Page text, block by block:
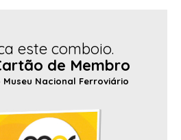
este comboio.
de Membro
Nacional Ferroviário